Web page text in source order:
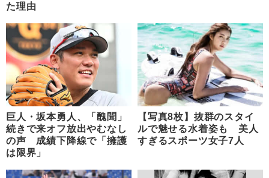
た理由
巨人・坂本勇人、「醜聞」
続きで来オフ放出やむなし
の声 成績下降線で「擁護
は限界」
【写真8枚】抜群のスタイ
ルで魅せる水着姿も 美人
すぎるスポーツ女子7人